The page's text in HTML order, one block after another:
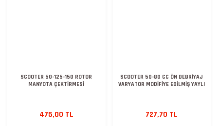
SCOOTER 50-125-150 ROTOR
MANYOTA ÇEKTİRMESİ
475,00 TL
SCOOTER 50-80 CC ÖN DEBRİYAJ
VARYATOR MODİFİYE EDİLMİŞ YAYLI
727,70 TL